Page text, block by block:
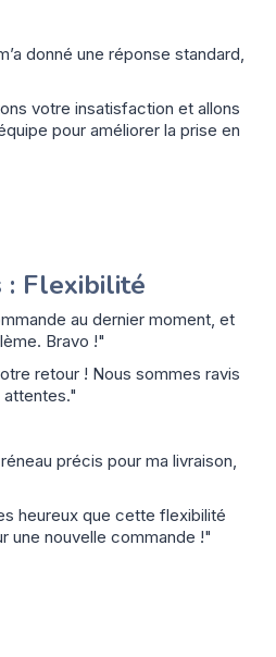
donné une réponse standard,
votre insatisfaction et allons
pour améliorer la prise en
: Flexibilité
au dernier moment, et
Bravo !"
retour ! Nous sommes ravis
attentes."
précis pour ma livraison,
heureux que cette flexibilité
une nouvelle commande !"